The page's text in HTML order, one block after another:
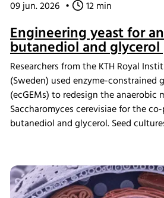
09 jun. 2026 • 12 min
Engineering yeast for
butanediol and
Researchers from the KTH Royal
(Sweden) used enzyme-constrained
(ecGEMs) to redesign the anaerobic
Saccharomyces cerevisiae for the
butanediol and glycerol. Seed
predictions through bioreactor
analysis. The study demonstrated